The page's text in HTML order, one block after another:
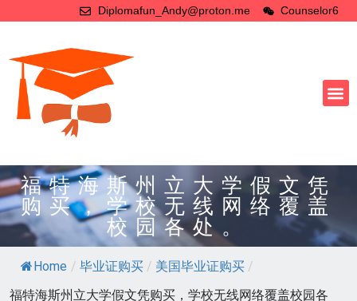
Diplomafun_Andy@proton.me Counselor6
福特海斯州立大学假文凭
购买，学校无线网络覆盖
校园各处。
Home / 毕业证购买 / 美国毕业证购买 /
福特海斯州立大学假文凭购买，学校无线网络覆盖校园各